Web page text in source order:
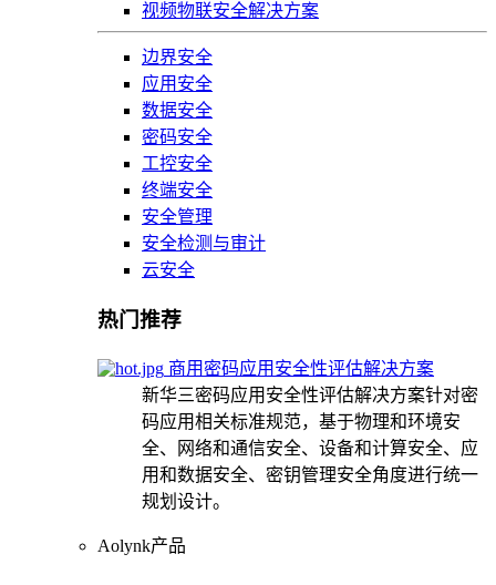
视频物联安全解决方案
边界安全
应用安全
数据安全
密码安全
工控安全
终端安全
安全管理
安全检测与审计
云安全
热门推荐
商用密码应用安全性评估解决方案
新华三密码应用安全性评估解决方案针对密
码应用相关标准规范，基于物理和环境安
全、网络和通信安全、设备和计算安全、应
用和数据安全、密钥管理安全角度进行统一
规划设计。
Aolynk产品